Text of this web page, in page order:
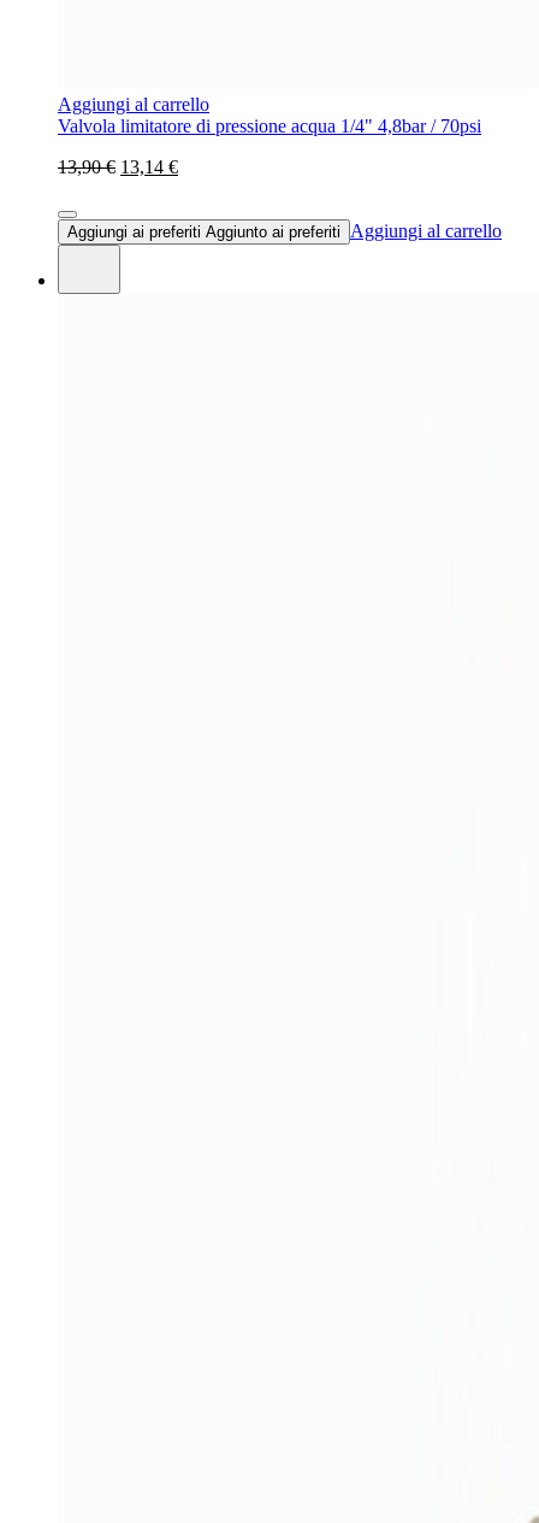
Aggiungi al carrello
Valvola limitatore di pressione acqua 1/4" 4,8bar / 70psi
13,90 € 13,14 €
Aggiungi ai preferiti Aggiunto ai preferiti Aggiungi al carrello